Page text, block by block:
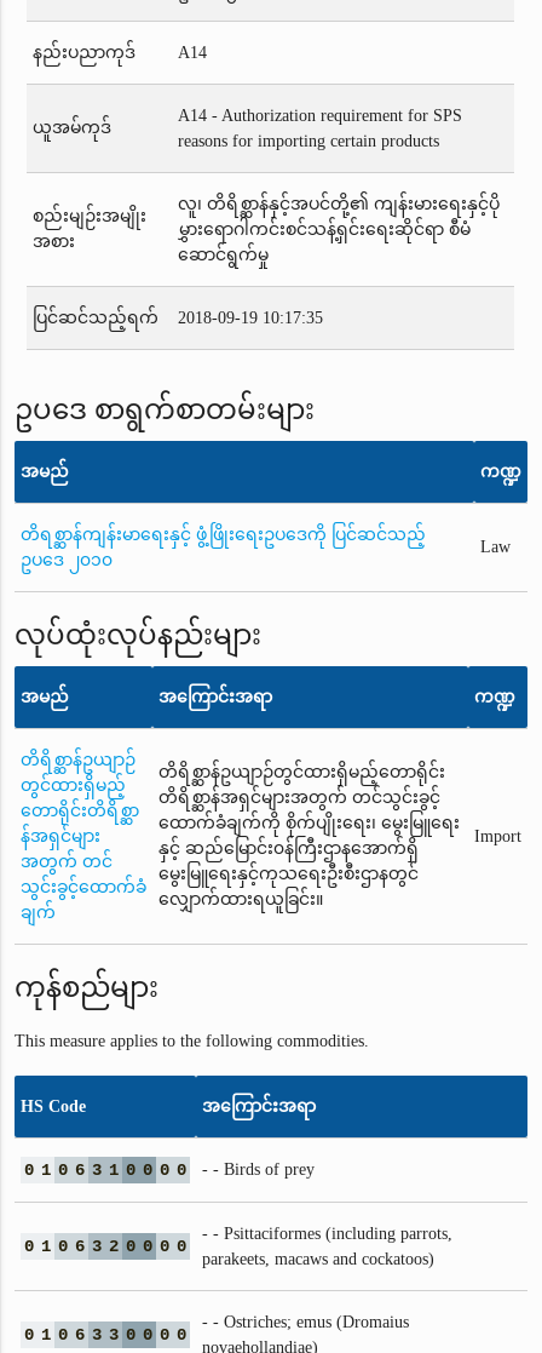
နည်းပညာကုဒ် A14
ယူအမ်ကုဒ်
A14 - Authorization requirement for SPS
reasons for importing certain products
စည်းမျဉ်းအမျိုး
အစား
လူ၊ တိရိစ္ဆာန်နှင့်အပင်တို့၏ ကျန်းမားရေးနှင့်ပို
မွှားရောဂါကင်းစင်သန့်ရှင်းရေးဆိုင်ရာ စီမံ
ဆောင်ရွက်မှု
ပြင်ဆင်သည့်ရက် 2018-09-19 10:17:35
ဥပဒေ စာရွက်စာတမ်းများ
အမည် ကဏ္ဍ
တိရစ္ဆာန်ကျန်းမာရေးနှင့် ဖွံ့ဖြိုးရေးဥပဒေကို ပြင်ဆင်သည့်
ဥပဒေ ၂၀၁၀
Law
လုပ်ထုံးလုပ်နည်းများ
အမည် အကြောင်းအရာ ကဏ္ဍ
တိရိစ္ဆာန်ဥယျာဉ်
တွင်ထားရှိမည့်
တောရိုင်းတိရိစ္ဆာ
န်အရှင်များ
အတွက် တင်
သွင်းခွင့်ထောက်ခံ
ချက်
တိရိစ္ဆာန်ဥယျာဉ်တွင်ထားရှိမည့်တောရိုင်း
တိရိစ္ဆာန်အရှင်များအတွက် တင်သွင်းခွင့်
ထောက်ခံချက်ကို စိုက်ပျိုးရေး၊ မွေးမြူရေး
နှင့် ဆည်မြောင်း၀န်ကြီးဌာနအောက်ရှိ
မွေးမြူရေးနှင့်ကုသရေးဦးစီးဌာနတွင်
လျှောက်ထားရယူခြင်း။
Import
ကုန်စည်များ
This measure applies to the following commodities.
HS Code အကြောင်းအရာ
0 1 0 6 3 1 0 0 0 0 - - Birds of prey
0 1 0 6 3 2 0 0 0 0
- - Psittaciformes (including parrots,
parakeets, macaws and cockatoos)
0 1 0 6 3 3 0 0 0 0
- - Ostriches; emus (Dromaius
novaehollandiae)